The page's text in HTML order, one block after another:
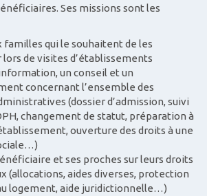
o
n
Ses missions sont les
familles qui le souhaitent de les
lors de visites d’établissements
un conseil et un
concernant l’ensemble des
(dossier d’admission, suivi
changement de statut, préparation à
ouverture des droits à une
et ses proches sur leurs droits
(allocations, aides diverses, protection
logement, aide juridictionnelle…)